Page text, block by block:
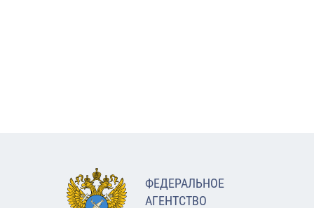
ФЕДЕРАЛЬНОЕ
АГЕНТСТВО